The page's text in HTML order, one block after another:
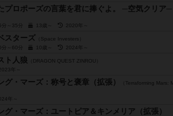
プロポーズの言葉を君に捧ぐよ。 ─空気クリア─
分～35分 13歳～ 2020年～
スターズ （Space Investers）
分～60分 10歳～ 2024年～
ト人狼 （DRAGON QUEST ZINROU）
年～
グ・マーズ：称号と褒章（拡張）
（Terraforming Mars:
年～
グ・マーズ：ユートピア＆キンメリア（拡張）